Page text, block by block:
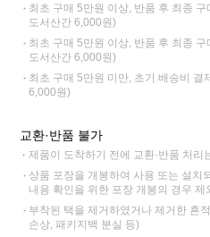
최초 구매 5만원 이상, 반품 후 최종
도서산간 6,000원)
최초 구매 5만원 이상, 반품 후 최종
도서산간 6,000원)
최초 구매 5만원 미만, 초기 배송비
6,000원)
교환·반품 불가
제품이 도착하기 전에 교환·반품 처리
상품 포장을 개봉하여 사용 또는 설치
내용 확인을 위한 포장 개봉의 경우 제
부착된 택을 제거하였거나 제거한 흔
손상, 패키지백 분실 등)